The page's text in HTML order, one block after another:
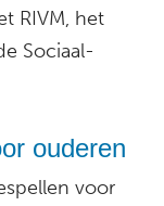
RIVM, het
Sociaal-
ouderen
voor